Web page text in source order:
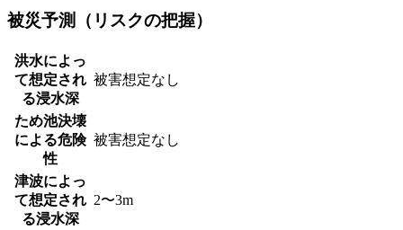
被災予測（リスクの把握）
洪水によっ
て想定され
る浸水深
被害想定なし
ため池決壊
による危険
性
被害想定なし
津波によっ
て想定され
る浸水深
2〜3m